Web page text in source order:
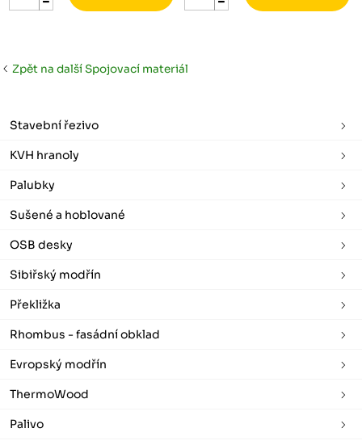
Zpět na další Spojovací materiál
Stavební řezivo
KVH hranoly
Palubky
Sušené a hoblované
OSB desky
Sibiřský modřín
Překližka
Rhombus - fasádní obklad
Evropský modřín
ThermoWood
Palivo